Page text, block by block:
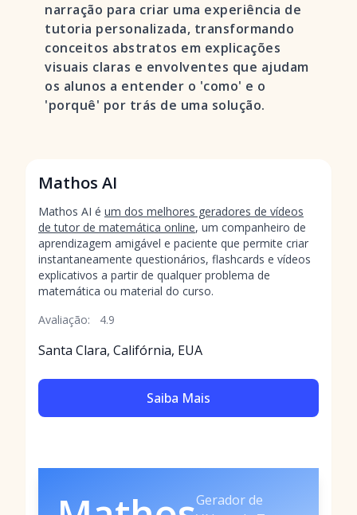
narração para criar uma experiência de
tutoria personalizada, transformando
conceitos abstratos em explicações
visuais claras e envolventes que ajudam
os alunos a entender o 'como' e o
'porquê' por trás de uma solução.
Mathos AI
Mathos AI é um dos melhores geradores de vídeos
de tutor de matemática online, um companheiro de
aprendizagem amigável e paciente que permite criar
instantaneamente questionários, flashcards e vídeos
explicativos a partir de qualquer problema de
matemática ou material do curso.
Avaliação:
4.9
Santa Clara, Califórnia, EUA
Saiba Mais
Gerador de